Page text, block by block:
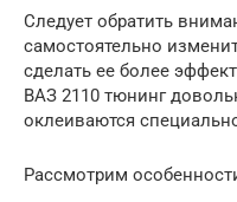
Следует обратить
самостоятельно
сделать ее более
ВАЗ 2110 тюнинг
оклеиваются
Рассмотрим